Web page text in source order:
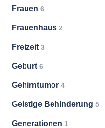
Frauen 6
Frauenhaus 2
Freizeit 3
Geburt 6
Gehirntumor 4
Geistige Behinderung 5
Generationen 1